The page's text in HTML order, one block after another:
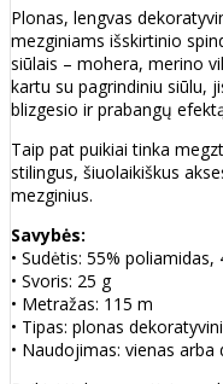
Plonas, lengvas
mezginiams išskirtinio
siūlais – mohera, merino
kartu su pagrindiniu siūlu,
blizgesio ir prabangų
Taip pat puikiai tinka
stilingus, šiuolaikiškus
mezginius.
Savybės:
• Sudėtis: 55% poliamidas,
• Svoris: 25 g
• Metražas: 115 m
• Tipas: plonas
• Naudojimas: vienas